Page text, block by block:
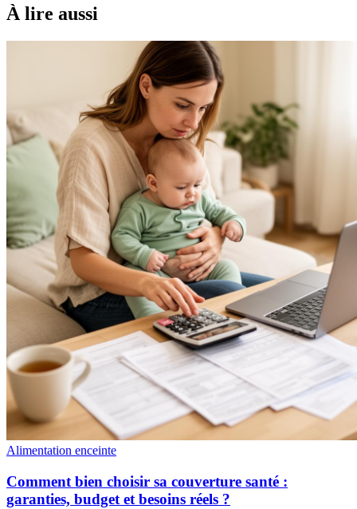
À lire aussi
Alimentation enceinte
Comment bien choisir sa couverture santé :
garanties, budget et besoins réels ?